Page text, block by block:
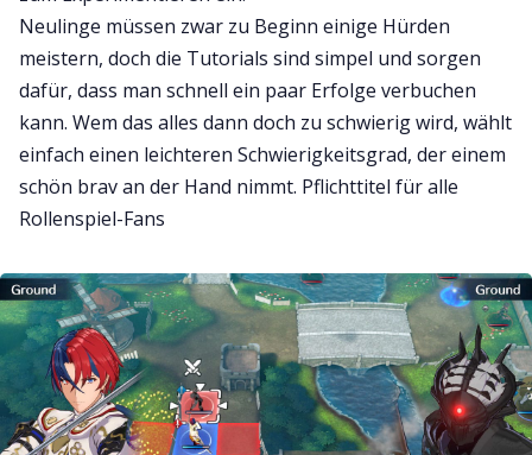
Neulinge müssen zwar zu Beginn einige Hürden
meistern, doch die Tutorials sind simpel und sorgen
dafür, dass man schnell ein paar Erfolge verbuchen
kann. Wem das alles dann doch zu schwierig wird, wählt
einfach einen leichteren Schwierigkeitsgrad, der einem
schön brav an der Hand nimmt. Pflichttitel für alle
Rollenspiel-Fans